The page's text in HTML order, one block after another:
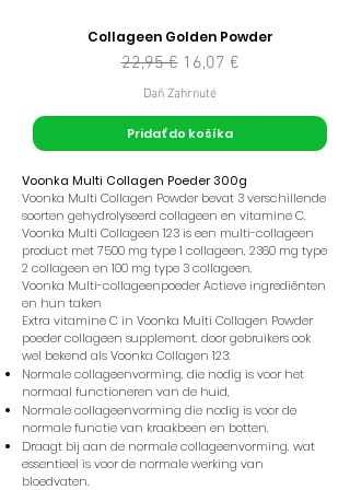
Collageen Golden Powder
Normálna cena
22,95 € Zľavnená cena
16,07 €
Daň Zahrnuté
Pridať do košíka
Voonka Multi Collagen Poeder 300g
Voonka Multi Collagen Powder bevat 3 verschillende
soorten gehydrolyseerd collageen en vitamine C.
Voonka Multi Collageen 123 is een multi-collageen
product met 7500 mg type 1 collageen, 2360 mg type
2 collageen en 100 mg type 3 collageen.
Voonka Multi-collageenpoeder Actieve ingrediënten
en hun taken
Extra vitamine C in Voonka Multi Collagen Powder
poeder collageen supplement, door gebruikers ook
wel bekend als Voonka Collagen 123:
Normale collageenvorming, die nodig is voor het
normaal functioneren van de huid,
Normale collageenvorming die nodig is voor de
normale functie van kraakbeen en botten,
Draagt ​​bij aan de normale collageenvorming, wat
essentieel is voor de normale werking van
bloedvaten.